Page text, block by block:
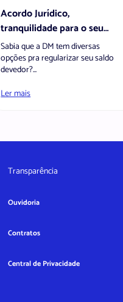
Acordo Jurídico,
tranquilidade para o seu
bolso
Sabia que a DM tem diversas
opções pra regularizar seu saldo
devedor?...
Ler mais
Transparência
Ouvidoria
Contratos
Central de Privacidade